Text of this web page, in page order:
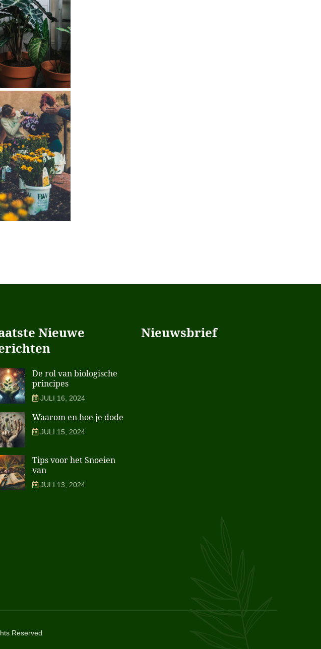
Nieuwe
De rol van biologische
principes
JULI 16, 2024
Waarom en hoe je dode
JULI 15, 2024
Tips voor het Snoeien
van
JULI 13, 2024
Nieuwsbrief
Reserved